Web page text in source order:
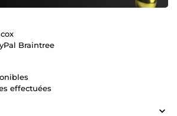
Braintree
effectuées